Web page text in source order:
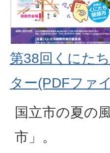
第38回くにた
ター(PDFファ
国立市の夏の
市」。